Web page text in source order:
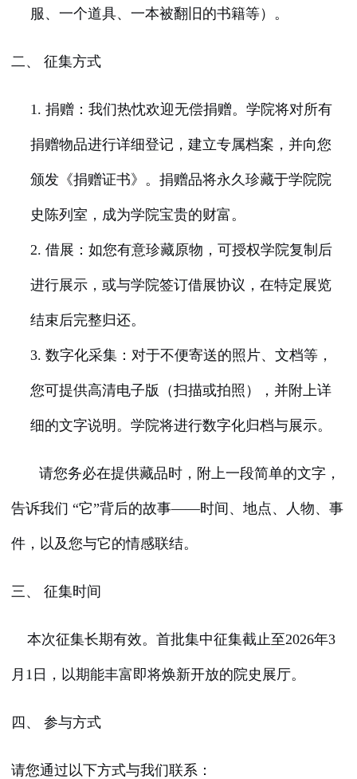
服、一个道具、一本被翻旧的书籍等）。
二、 征集方式
1. 捐赠：我们热忱欢迎无偿捐赠。学院将对所有
捐赠物品进行详细登记，建立专属档案，并向您
颁发《捐赠证书》。捐赠品将永久珍藏于学院院
史陈列室，成为学院宝贵的财富。
2. 借展：如您有意珍藏原物，可授权学院复制后
进行展示，或与学院签订借展协议，在特定展览
结束后完整归还。
3. 数字化采集：对于不便寄送的照片、文档等，
您可提供高清电子版（扫描或拍照），并附上详
细的文字说明。学院将进行数字化归档与展示。
请您务必在提供藏品时，附上一段简单的文字，
告诉我们 “它”背后的故事——时间、地点、人物、事
件，以及您与它的情感联结。
三、 征集时间
本次征集长期有效。首批集中征集截止至2026年3
月1日，以期能丰富即将焕新开放的院史展厅。
四、 参与方式
请您通过以下方式与我们联系：